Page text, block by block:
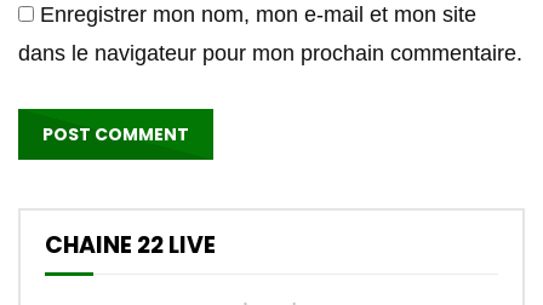
Enregistrer mon nom, mon e-mail et mon site
dans le navigateur pour mon prochain commentaire.
CHAINE 22 LIVE